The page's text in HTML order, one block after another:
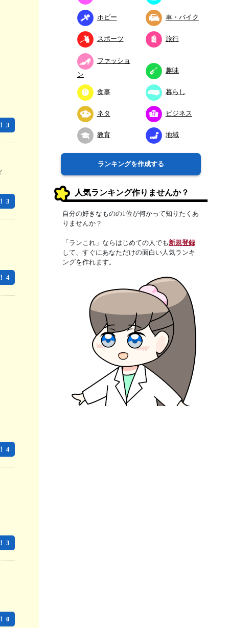
3
3
4
4
3
0
ホビー 車・バイク
スポーツ 旅行
ファッショ
ン
趣味
食事 暮らし
ネタ ビジネス
教育 地域
ランキングを作成する
人気ランキング作りませんか？
自分の好きなものの1位が何かって知りたくあ
りませんか？
「ランこれ」ならはじめての人でも新規登録
して、すぐにあなただけの面白い人気ランキ
ングを作れます。